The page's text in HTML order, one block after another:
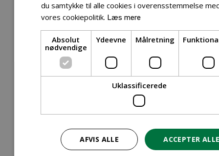
Tilbehør Hækkeklippere
Tilbehør Motorsav
Tilbehør Kæder
Tilbehør Sværd
Tilbehør Rengøringsmaskiner
Tilbehør Robotplæneklipper
Tilbehør Walk Behind
Reservedele Løvblæsere
Reservedele Motorsave
du samtykke til alle cookies i overensstemmelse
vores cookiepolitik. Læs mere
Absolut
nødvendige
Ydeevne Målretning
Uklassificerede
ACCEPTER
AFVIS ALLE